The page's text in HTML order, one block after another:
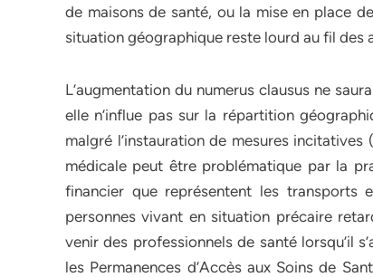
de maisons de santé, ou la mise en place
situation géographique reste lourd au fil des
L’augmentation du numerus clausus ne
elle n’influe pas sur la répartition
malgré l’instauration de mesures incitatives
médicale peut être problématique par la
financier que représentent les transports
personnes vivant en situation précaire
venir des professionnels de santé lorsqu’il
les Permanences d’Accès aux Soins de